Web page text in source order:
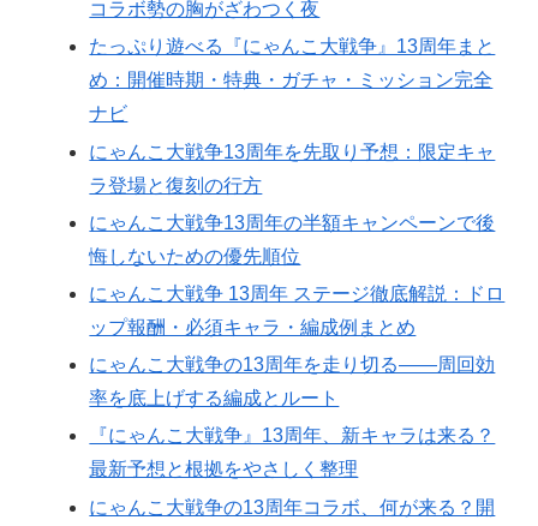
コラボ勢の胸がざわつく夜
たっぷり遊べる『にゃんこ大戦争』13周年まと
め：開催時期・特典・ガチャ・ミッション完全
ナビ
にゃんこ大戦争13周年を先取り予想：限定キャ
ラ登場と復刻の行方
にゃんこ大戦争13周年の半額キャンペーンで後
悔しないための優先順位
にゃんこ大戦争 13周年 ステージ徹底解説：ドロ
ップ報酬・必須キャラ・編成例まとめ
にゃんこ大戦争の13周年を走り切る——周回効
率を底上げする編成とルート
『にゃんこ大戦争』13周年、新キャラは来る？
最新予想と根拠をやさしく整理
にゃんこ大戦争の13周年コラボ、何が来る？開